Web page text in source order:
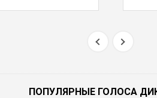
ПОПУЛЯРНЫЕ ГОЛОСА